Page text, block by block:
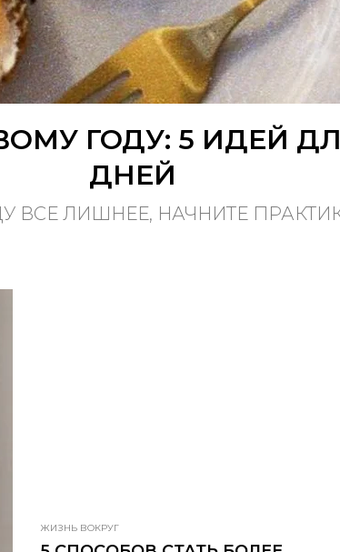
ГОДУ: 5 ИДЕЙ
ДНЕЙ
ВСЕ ЛИШНЕЕ, НАЧНИТЕ
ЖИЗНЬ ВОКРУГ